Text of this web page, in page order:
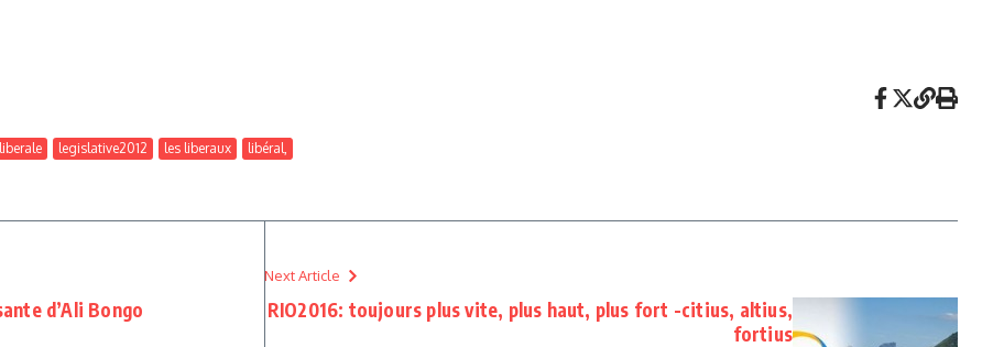
legislative2012 les liberaux libéral,
d’Ali Bongo
Next Article
RIO2016: toujours plus vite, plus haut, plus fort -citius, altius,
fortius